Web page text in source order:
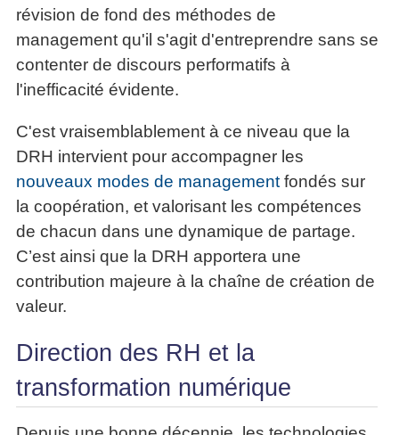
révision de fond des méthodes de
management qu'il s'agit d'entreprendre sans se
contenter de discours performatifs à
l'inefficacité évidente.
C'est vraisemblablement à ce niveau que la
DRH intervient pour accompagner les
nouveaux modes de management fondés sur
la coopération, et valorisant les compétences
de chacun dans une dynamique de partage.
C’est ainsi que la DRH apportera une
contribution majeure à la chaîne de création de
valeur.
Direction des RH et la
transformation numérique